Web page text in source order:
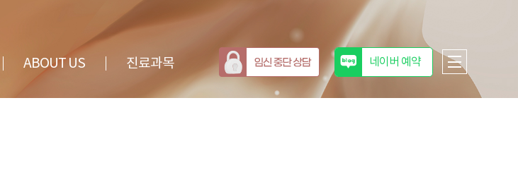
ABOUT US 진료과목 네이버 예약
전체메뉴
진료과목
여성질환